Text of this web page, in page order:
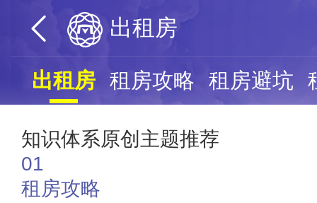
出租房
出租房 租房攻略 租房避坑
知识体系原创主题推荐
01
租房攻略